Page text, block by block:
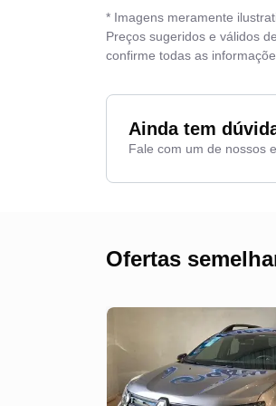
Direção hidráulica
Entrada USB
Farol de neblina
* Imagens meramente
Preços sugeridos e válidos
confirme todas as
Ainda tem
Fale com um de nossos
Ofertas